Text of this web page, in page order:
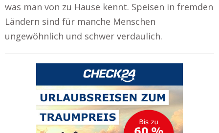
was man von zu Hause kennt. Speisen in fremden
Ländern sind für manche Menschen
ungewöhnlich und schwer verdaulich.